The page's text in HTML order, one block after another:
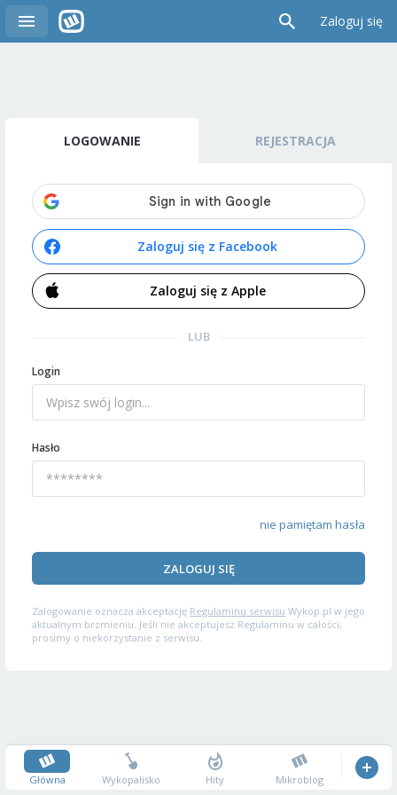
Zaloguj się
LOGOWANIE REJESTRACJA
Zaloguj się z Facebook
Zaloguj się z Apple
LUB
Login
Hasło
nie pamiętam hasła
ZALOGUJ SIĘ
Zalogowanie oznacza akceptację Regulaminu serwisu Wykop.pl w jego
aktualnym brzmieniu. Jeśli nie akceptujesz Regulaminu w całości,
prosimy o niekorzystanie z serwisu.
Główna Wykopalisko Hity Mikroblog